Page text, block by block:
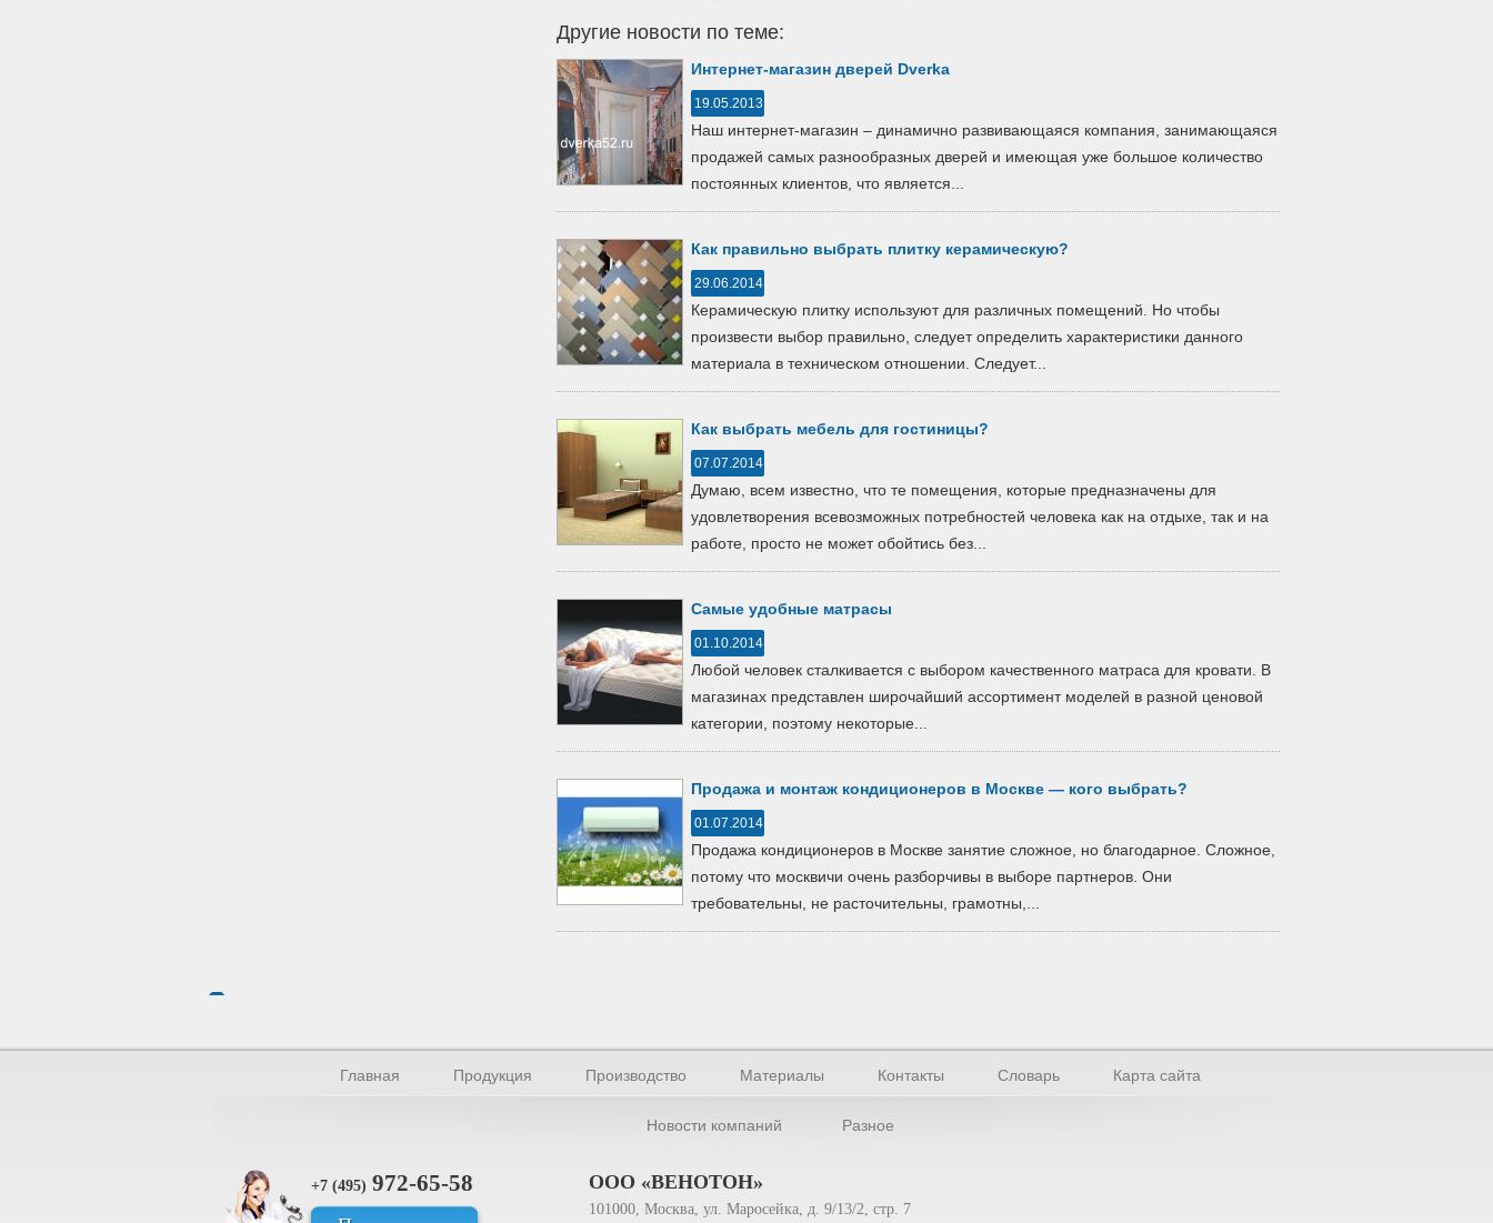
Другие новости по теме:
Интернет-магазин дверей Dverka
19.05.2013
Наш интернет-магазин – динамично развивающаяся компания, занимающаяся
продажей самых разнообразных дверей и имеющая уже большое количество
постоянных клиентов, что является...
Как правильно выбрать плитку керамическую?
29.06.2014
Керамическую плитку используют для различных помещений. Но чтобы
произвести выбор правильно, следует определить характеристики данного
материала в техническом отношении. Следует...
Как выбрать мебель для гостиницы?
07.07.2014
Думаю, всем известно, что те помещения, которые предназначены для
удовлетворения всевозможных потребностей человека как на отдыхе, так и на
работе, просто не может обойтись без...
Самые удобные матрасы
01.10.2014
Любой человек сталкивается с выбором качественного матраса для кровати. В
магазинах представлен широчайший ассортимент моделей в разной ценовой
категории, поэтому некоторые...
Продажа и монтаж кондиционеров в Москве — кого выбрать?
01.07.2014
Продажа кондиционеров в Москве занятие сложное, но благодарное. Сложное,
потому что москвичи очень разборчивы в выборе партнеров. Они
требовательны, не расточительны, грамотны,...
Главная Продукция Производство Материалы Контакты Словарь Карта сайта
Новости компаний Разное
+7 (495) 972-65-58 ООО «ВЕНОТОН»
101000, Москва, ул. Маросейка, д. 9/13/2, стр. 7